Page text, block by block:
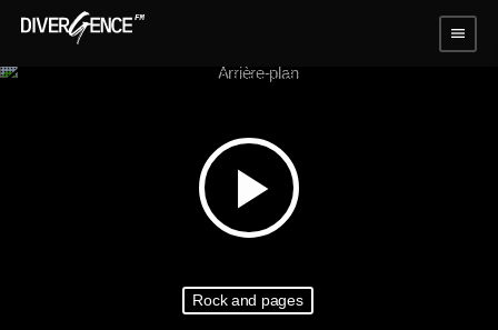
menu
play_arrow
Rock and pages